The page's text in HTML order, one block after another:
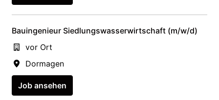
Bauingenieur Siedlungswasserwirtschaft (m/w/d)
vor Ort
Dormagen
Job ansehen